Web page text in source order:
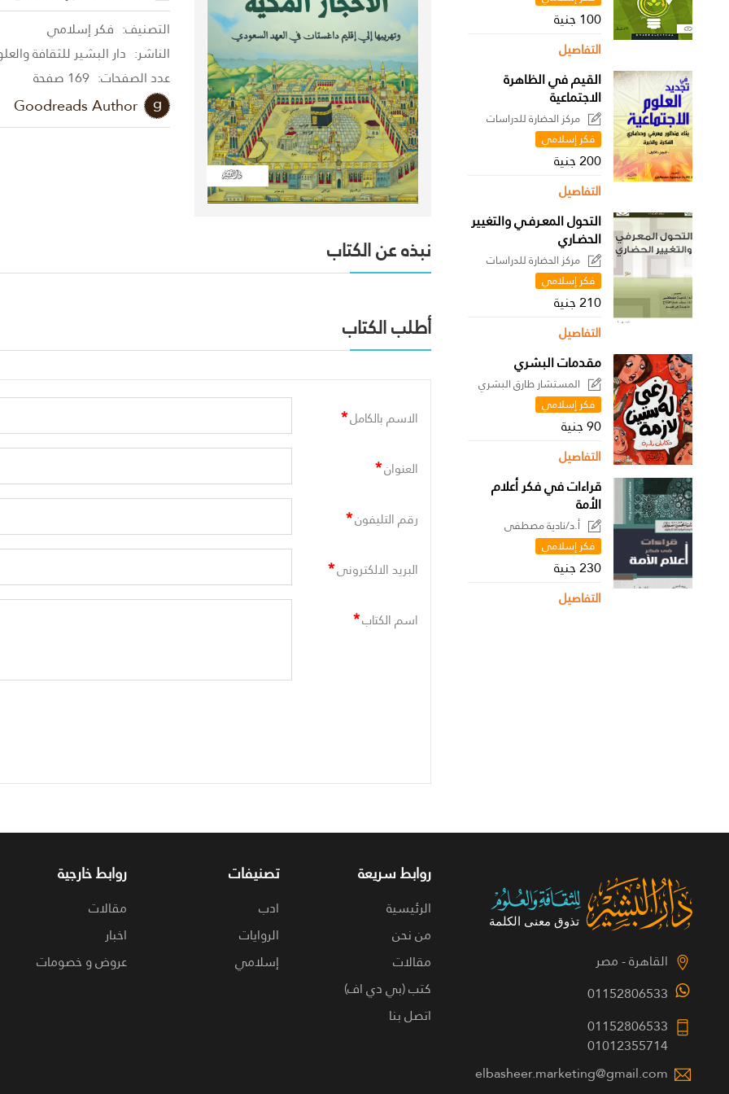
100 جنية
التفاصيل
القيم في الظاهرة
الاجتماعية
مركز الحضارة للدراسات
السياسية
فكر إسلامي
200 جنية
التفاصيل
التحول المعـرفـي والتغيير
الحضـاري
مركز الحضارة للدراسات
السياسية
فكر إسلامي
210 جنية
التفاصيل
مقدمات البشري
المستشار طارق البشري
فكر إسلامي
90 جنية
التفاصيل
قراءات في فكر أعلام
الأمة
أ.د/نادية مصطفى
فكر إسلامي
230 جنية
التفاصيل
التصنيف: فكر إسلامي
الناشر: دار البشير للثقافة
عدد الصفحات: 169 صفحة
Goodreads Author
نبذه عن الكتاب
أطلب الكتاب
الاسم بالكامل*
العنوان*
رقم التليفون*
البريد الالكترونى*
اسم الكتاب*
القاهرة - مصر
01152806533
01152806533
01012355714
elbasheer.marketing@gmail.com
روابط سريعة
الرئيسية
من نحن
مقالات
كتب (بي دي اف)
اتصل بنا
تصنيفات
ادب
الروايات
إسلامي
روابط خارجية
مقالات
اخبار
عروض و خصومات